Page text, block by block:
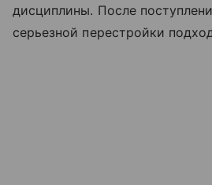
дисциплины. После
серьезной перестройки